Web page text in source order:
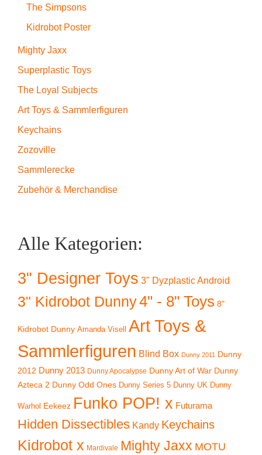
The Simpsons
Kidrobot Poster
Mighty Jaxx
Superplastic Toys
The Loyal Subjects
Art Toys & Sammlerfiguren
Keychains
Zozoville
Sammlerecke
Zubehör & Merchandise
Alle Kategorien:
3" Designer Toys 3" Dyzplastic Android
3" Kidrobot Dunny4" - 8" Toys 8"
Kidrobot Dunny Amanda Visell Art Toys &
Sammlerfiguren Blind Box Dunny 2011 Dunny
2012 Dunny 2013 Dunny Apocalypse Dunny Art of War Dunny
Azteca 2 Dunny Odd Ones Dunny Series 5 Dunny UK Dunny
Warhol Eekeez Funko POP! x Futurama
Hidden Dissectibles Kandy Keychains
Kidrobot x Mardivale Mighty Jaxx MOTU